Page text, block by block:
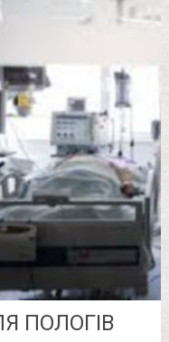
ПОЛОГІВ